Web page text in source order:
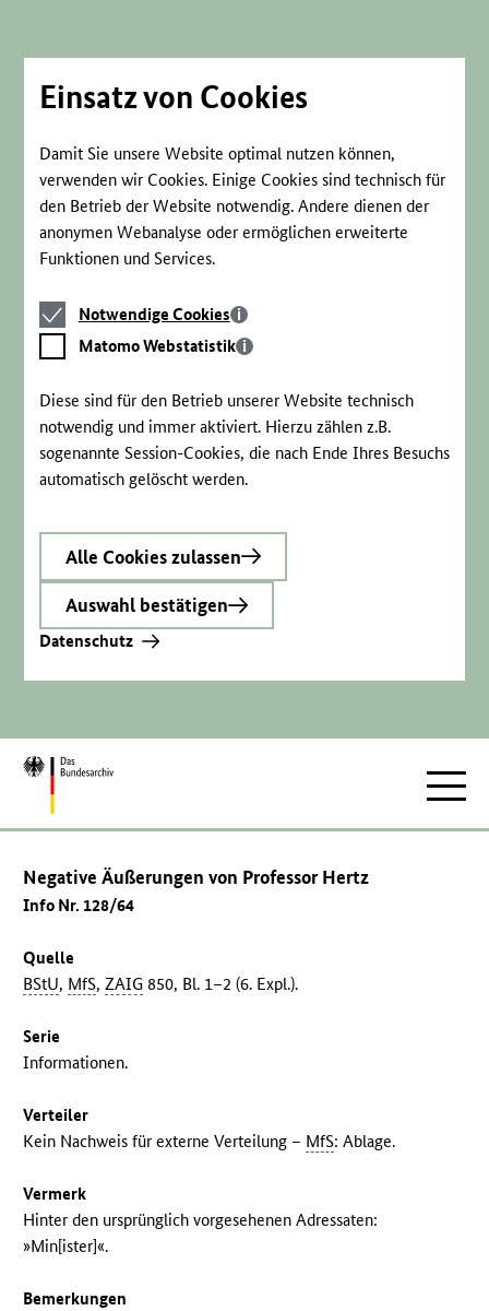
Einsatz von Cookies
Damit Sie unsere Website optimal nutzen können,
verwenden wir Cookies. Einige Cookies sind technisch für
den Betrieb der Website notwendig. Andere dienen der
anonymen Webanalyse oder ermöglichen erweiterte
Funktionen und Services.
Notwendige
Cookies
Notwendige Cookies
Matomo
Webstatistik
Matomo Webstatistik
Diese sind für den Betrieb unserer Website technisch
notwendig und immer aktiviert. Hierzu zählen z.B.
sogenannte Session-Cookies, die nach Ende Ihres Besuchs
automatisch gelöscht werden.
Alle Cookies zulassen
Auswahl bestätigen
Datenschutz
Zur
Negative Äußerungen von Professor Hertz
Info Nr. 128/64
Quelle
BStU, MfS,ZAIG 850, Bl. 1–2 (6. Expl.).
Serie
Informationen.
Verteiler
Kein Nachweis für externe Verteilung – MfS: Ablage.
Vermerk
Hinter den ursprünglich vorgesehenen Adressaten:
»Min[ister]«.
Bemerkungen